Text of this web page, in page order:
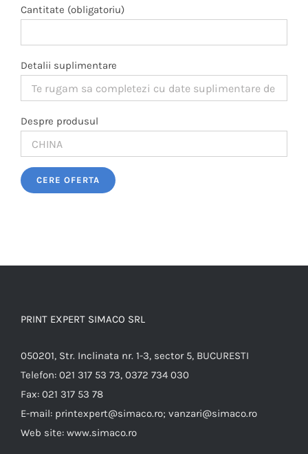
Cantitate (obligatoriu)
Detalii suplimentare
Despre produsul
Please leave this field empty.
PRINT EXPERT SIMACO SRL
050201, Str. Inclinata nr. 1-3, sector 5, BUCURESTI
Telefon: 021 317 53 73, 0372 734 030
Fax: 021 317 53 78
E-mail: printexpert@simaco.ro; vanzari@simaco.ro
Web site: www.simaco.ro